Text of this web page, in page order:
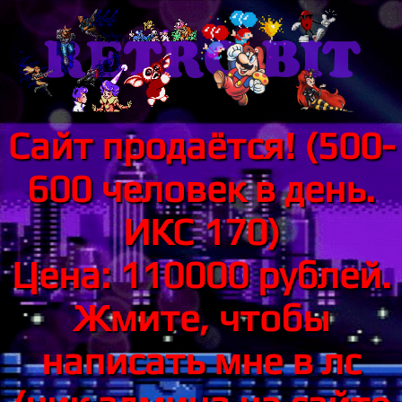
Сайт продаётся! (500-
600 человек в день.
ИКС 170)
Цена: 110000 рублей.
Жмите, чтобы
написать мне в лс